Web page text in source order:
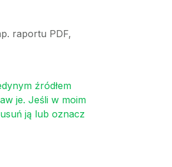
raportu PDF,
źródłem
je. Jeśli w moim
ją lub oznacz